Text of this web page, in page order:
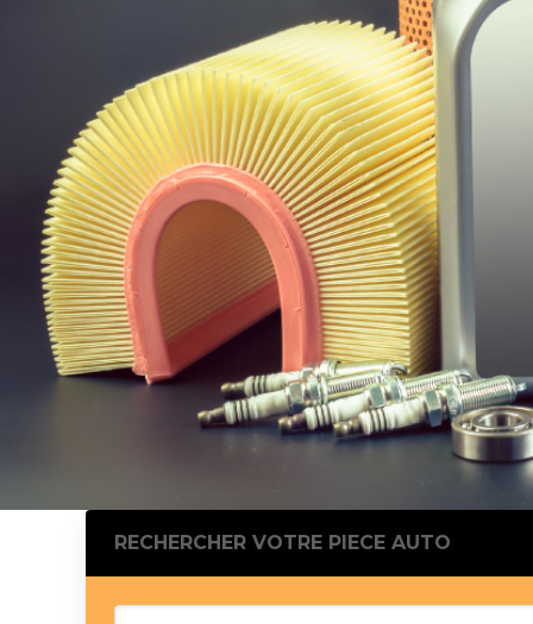
Cardan
Pistons
Feu
Bague
Bague
Calle
Chaine
RECHERCHER VOTRE PIECE AUTO